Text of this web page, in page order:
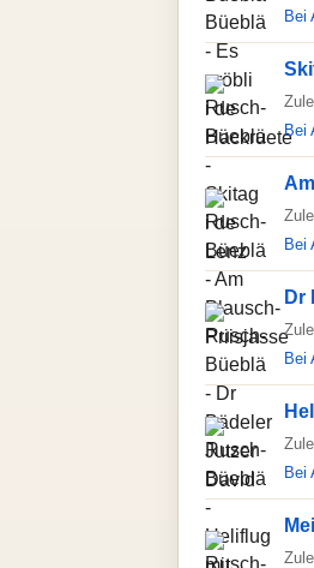
Bei
Bei
Bei
Dr
Bei
Bei